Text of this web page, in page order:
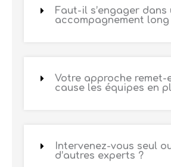
Faut-il s’engager dans
accompagnement long
Votre approche remet-
cause les équipes en
Intervenez-vous seul
d’autres experts ?